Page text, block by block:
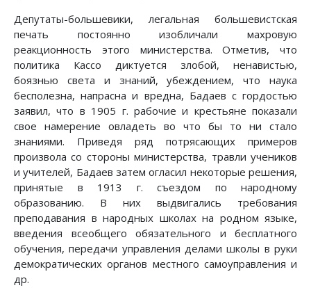
Депутаты-большевики, легальная большевистская
печать постоянно изобличали махровую
реакционность этого министерства. Отметив, что
политика Кассо диктуется злобой, ненавистью,
боязнью света и знаний, убеждением, что наука
бесполезна, напрасна и вредна, Бадаев с гордостью
заявил, что в 1905 г. рабочие и крестьяне показали
свое намерение овладеть во что бы то ни стало
знаниями. Приведя ряд потрясающих примеров
произвола со стороны министерства, травли учеников
и учителей, Бадаев затем огласил некоторые решения,
принятые в 1913 г. съездом по народному
образованию. В них выдвигались требования
преподавания в народных школах на родном языке,
введения всеобщего обязательного и бесплатного
обучения, передачи управления делами школы в руки
демократических органов местного самоуправления и
др.